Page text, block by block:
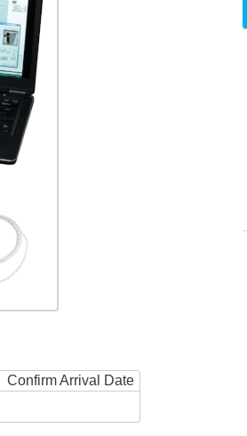
Confirm Arrival Date